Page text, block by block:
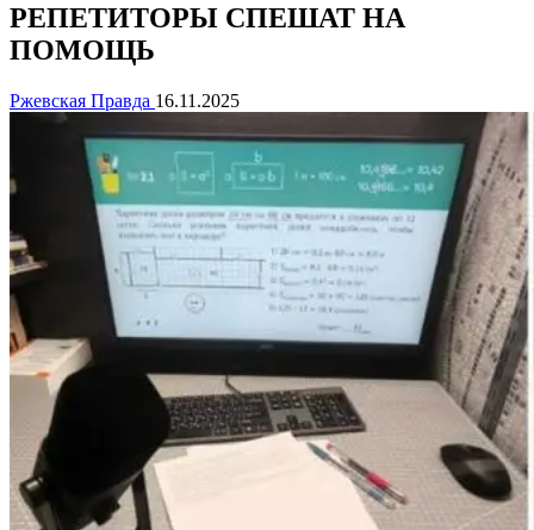
РЕПЕТИТОРЫ СПЕШАТ НА
ПОМОЩЬ
Ржевская Правда 16.11.2025